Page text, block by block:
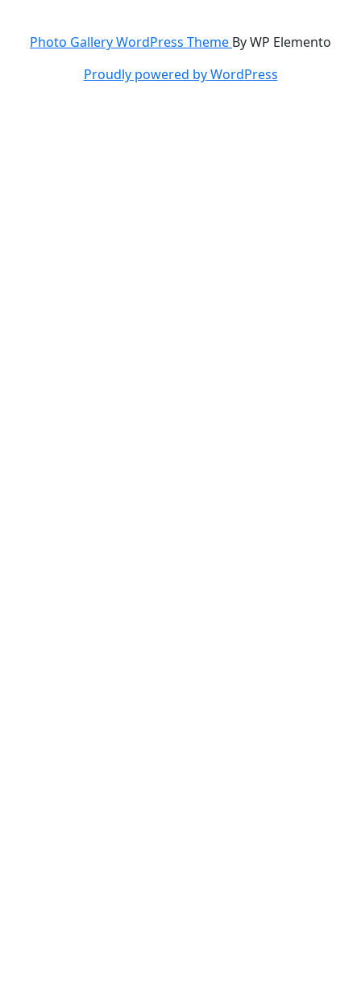
Photo Gallery WordPress Theme By WP Elemento
Proudly powered by WordPress